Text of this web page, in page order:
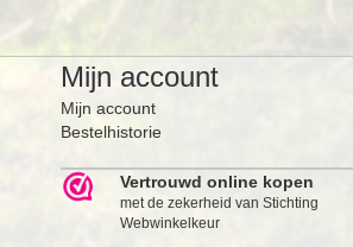
Mijn account
Mijn account
Bestelhistorie
Vertrouwd online kopen
met de zekerheid van Stichting
Webwinkelkeur